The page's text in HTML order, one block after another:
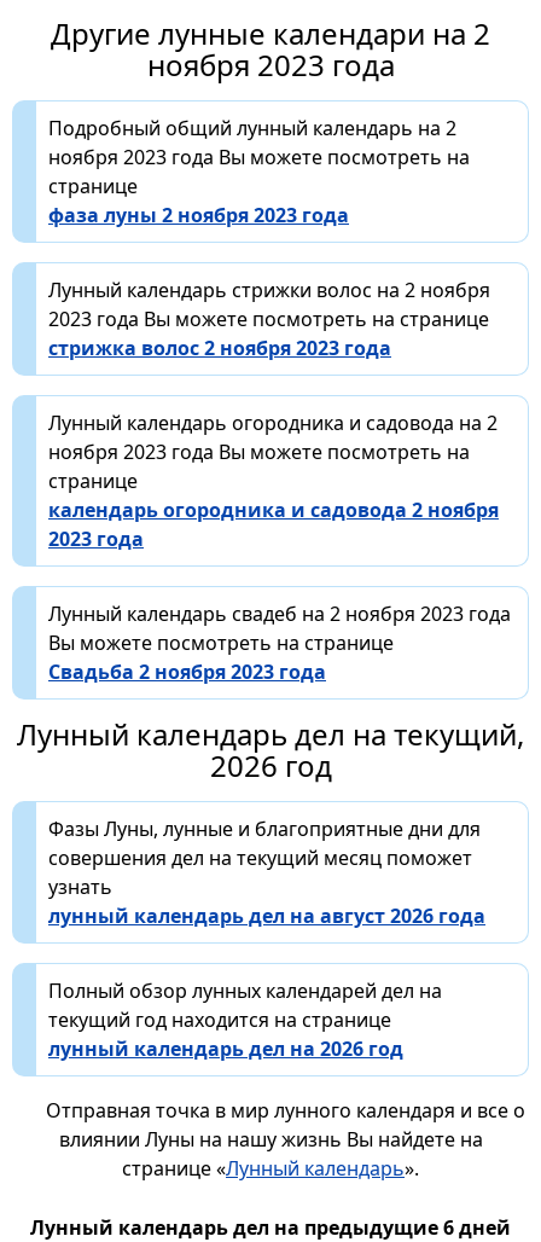
Другие лунные календари на 2
ноября 2023 года
Подробный общий лунный календарь на 2
ноября 2023 года Вы можете посмотреть на
странице
фаза луны 2 ноября 2023 года
Лунный календарь стрижки волос на 2 ноября
2023 года Вы можете посмотреть на странице
стрижка волос 2 ноября 2023 года
Лунный календарь огородника и садовода на 2
ноября 2023 года Вы можете посмотреть на
странице
календарь огородника и садовода 2 ноября
2023 года
Лунный календарь свадеб на 2 ноября 2023 года
Вы можете посмотреть на странице
Свадьба 2 ноября 2023 года
Лунный календарь дел на текущий,
2026 год
Фазы Луны, лунные и благоприятные дни для
совершения дел на текущий месяц поможет
узнать
лунный календарь дел на август 2026 года
Полный обзор лунных календарей дел на
текущий год находится на странице
лунный календарь дел на 2026 год
Отправная точка в мир лунного календаря и все о
влиянии Луны на нашу жизнь Вы найдете на
странице «Лунный календарь».
Лунный календарь дел на предыдущие 6 дней